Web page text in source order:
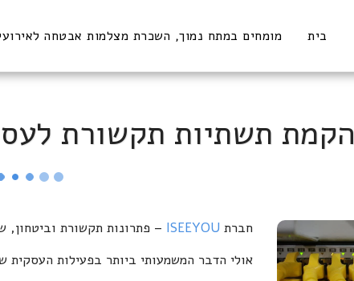
בית מומחים במתח נמוך, השכרת מצלמות אבטחה
הקמת תשתיות תקשורת
חברת ISEEYOU – פתרונות תקשורת
אולי הדבר המשמעותי ביותר בפעילות העסקית